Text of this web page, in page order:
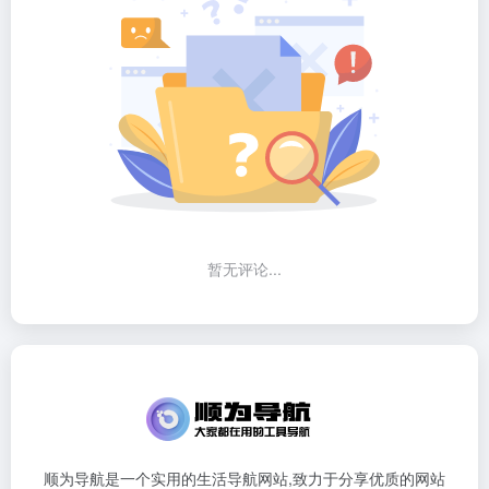
暂无评论...
顺为导航是一个实用的生活导航网站,致力于分享优质的网站